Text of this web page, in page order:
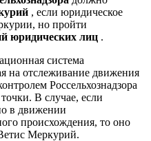
, если юридическое
но пройти
юридических лиц .
система
на отслеживание движения
Россельхознадзора
В случае, если
в движении
происхождения, то оно
Меркурий.